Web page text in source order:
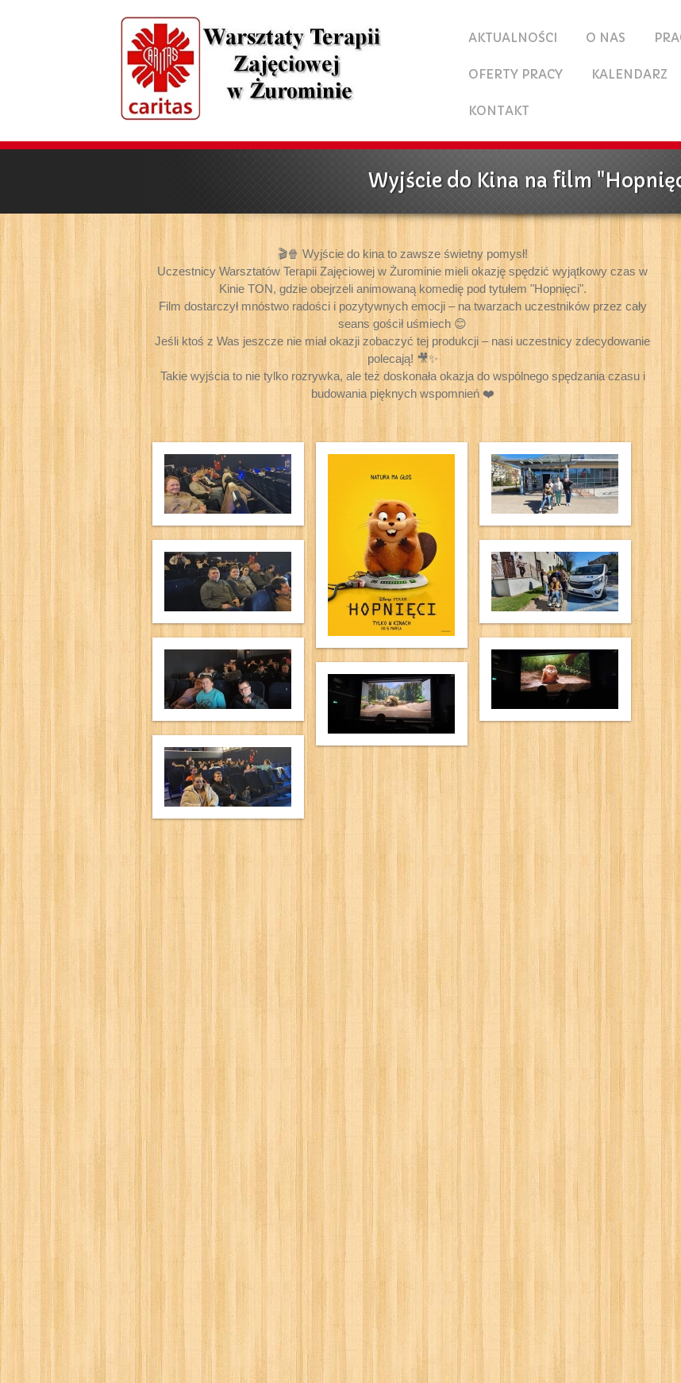
AKTUALNOŚCI O NAS
OFERTY PRACY KALENDARZ
KONTAKT
Wyjście do Kina na film
🎬🍿 Wyjście do kina to zawsze świetny pomysł!
Uczestnicy Warsztatów Terapii Zajęciowej w Żurominie mieli okazję spędzić wyjątkowy czas w
Kinie TON, gdzie obejrzeli animowaną komedię pod tytułem "Hopnięci".
Film dostarczył mnóstwo radości i pozytywnych emocji – na twarzach uczestników przez cały
seans gościł uśmiech 😊
Jeśli ktoś z Was jeszcze nie miał okazji zobaczyć tej produkcji – nasi uczestnicy zdecydowanie
polecają! 🎥✨
Takie wyjścia to nie tylko rozrywka, ale też doskonała okazja do wspólnego spędzania czasu i
budowania pięknych wspomnień ❤️